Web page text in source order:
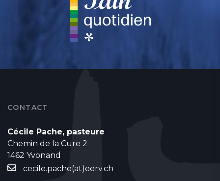
CONTACT
Cécile Pache, pasteure
Chemin de la Cure 2
1462 Yvonand
cecile.pache(at)eerv.ch